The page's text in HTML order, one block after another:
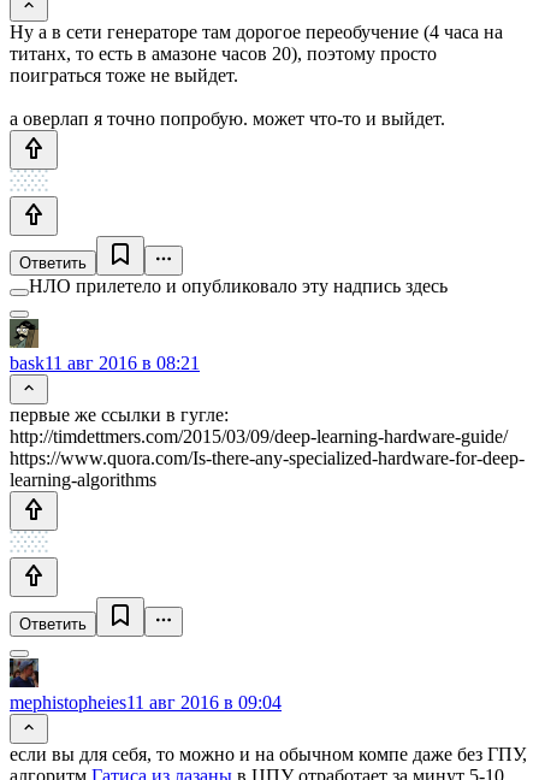
Ну а в сети генераторе там дорогое переобучение (4 часа на
титанх, то есть в амазоне часов 20), поэтому просто
поиграться тоже не выйдет.
а оверлап я точно попробую. может что-то и выйдет.
Ответить
НЛО прилетело и опубликовало эту надпись здесь
bask11 авг 2016 в 08:21
первые же ссылки в гугле:
http://timdettmers.com/2015/03/09/deep-learning-hardware-guide/
https://www.quora.com/Is-there-any-specialized-hardware-for-deep-
learning-algorithms
Ответить
mephistopheies11 авг 2016 в 09:04
если вы для себя, то можно и на обычном компе даже без ГПУ,
алгоритм Гатиса из лазаны в ЦПУ отработает за минут 5-10,